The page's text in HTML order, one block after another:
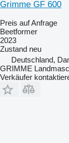
Grimme GF 600
Preis auf Anfrage
Beetformer
2023
Zustand neu
Deutschland,
GRIMME
Verkäufer